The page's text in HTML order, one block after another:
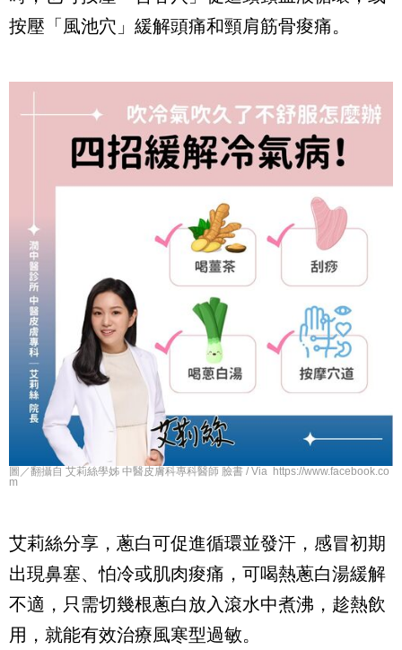
按壓「風池穴」緩解頭痛和頸肩筋骨痠痛。
圖／翻攝自 艾莉絲學姊 中醫皮膚科專科醫師 臉書 / Via https://www.facebook.co
m
艾莉絲分享，蔥白可促進循環並發汗，感冒初期
出現鼻塞、怕冷或肌肉痠痛，可喝熱蔥白湯緩解
不適，只需切幾根蔥白放入滾水中煮沸，趁熱飲
用，就能有效治療風寒型過敏。